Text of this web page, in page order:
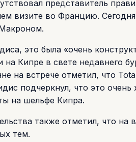
представитель
визите во Францию.
это была «очень
на Кипре в свете недавнего
на встрече отметил, что
подчеркнул, что это
на шельфе Кипра.
также отметил, что на
тем.